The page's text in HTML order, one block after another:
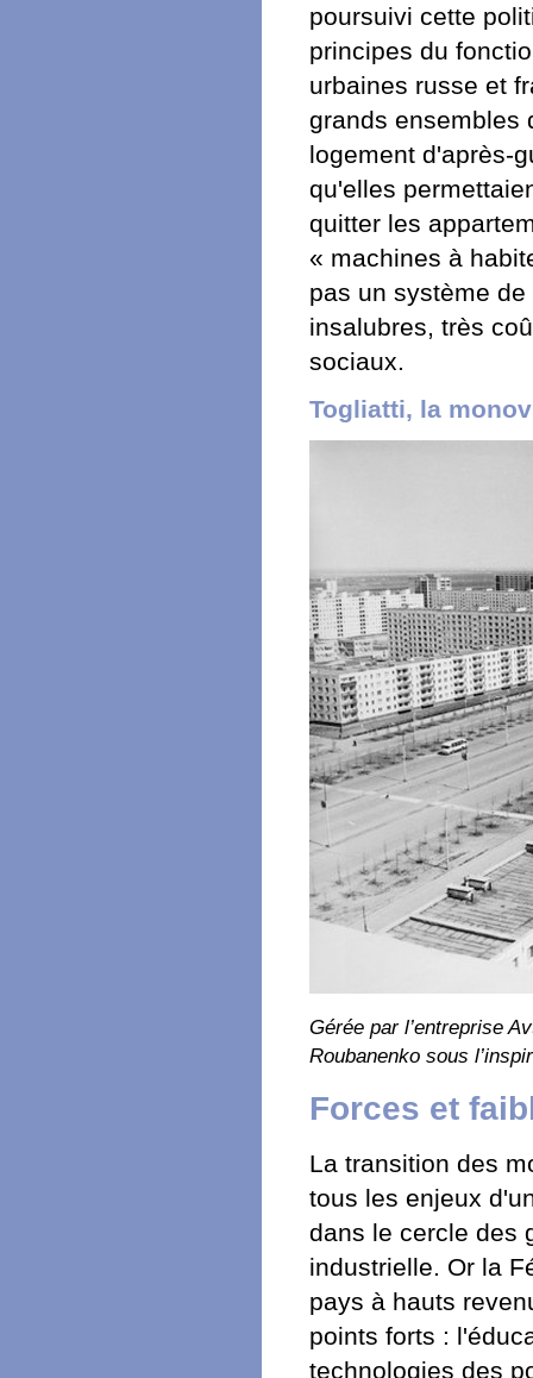
poursuivi cette
principes du
urbaines russe et
grands ensembles
logement d'après-
qu'elles
quitter les
« machines à
pas un système
insalubres, très
sociaux.
Togliatti, la
Gérée par l’entreprise
Roubanenko sous
Forces et
La transition des
tous les enjeux
dans le cercle des
industrielle. Or la
pays à hauts
points forts :
technologies des